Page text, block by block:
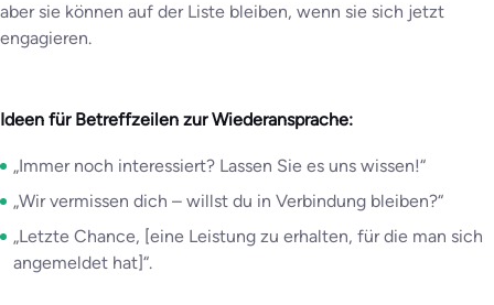
aber sie können auf der Liste bleiben, wenn sie sich jetzt
engagieren.
Ideen für Betreffzeilen zur Wiederansprache:
„Immer noch interessiert? Lassen Sie es uns wissen!“
„Wir vermissen dich – willst du in Verbindung bleiben?“
„Letzte Chance, [eine Leistung zu erhalten, für die man sich
angemeldet hat]“.